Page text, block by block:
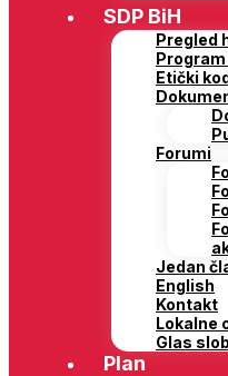
SDP BiH
Pregled
Program
Etički
Forumi
Jedan
English
Kontakt
Lokalne
Glas
Plan